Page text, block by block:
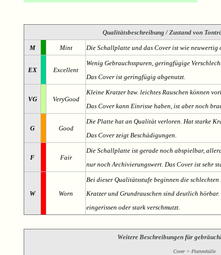
Qualitätsbeschreibung / Zustand von
M Mint Die Schallplatte und das Cover ist wie
EX Excellent
Wenig Gebrauchsspuren, geringfügige
Das Cover ist geringfügig abgenutzt.
VG VeryGood
Kleine Kratzer bzw. leichtes Rauschen können
Das Cover kann Einrisse haben, ist aber noch
G Good
Die Platte hat an Qualität verloren. Hat starke
Das Cover zeigt Beschädigungen.
F Fair
Die Schallplatte ist gerade noch abspielbar,
nur noch Archivierungswert. Das Cover ist sehr
W Worn
Bei dieser Qualitätsstufe beginnen die
Kratzer und Grundrauschen sind deutlich
eingerissen oder stark verschmutzt.
Weitere Beschreibungen für
Cover = Plattenhülle